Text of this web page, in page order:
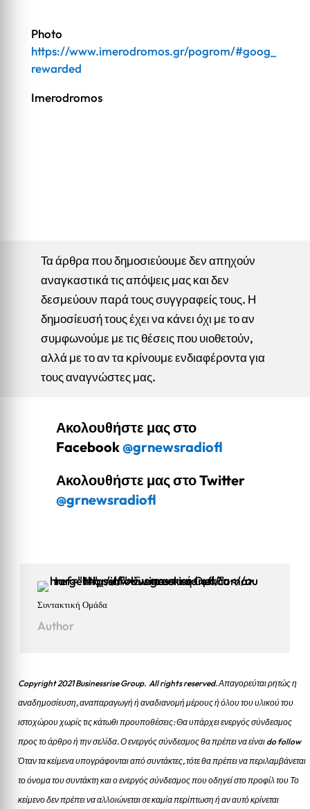
Photo
https://www.imerodromos.gr/pogrom/#goog_
rewarded
Imerodromos
Τα άρθρα που δημοσιεύουμε δεν απηχούν
αναγκαστικά τις απόψεις μας και δεν
δεσμεύουν παρά τους συγγραφείς τους. Η
δημοσίευσή τους έχει να κάνει όχι με το αν
συμφωνούμε με τις θέσεις που υιοθετούν,
αλλά με το αν τα κρίνουμε ενδιαφέροντα για
τους αναγνώστες μας.
Ακολουθήστε μας στο
Facebook@grnewsradiofl
Ακολουθήστε μας στο Twitter
@grnewsradiofl
Συντακτική Ομάδα
Author
Copyright 2021 Businessrise Group. All rights reserved. Απαγορεύται ρητώς η
αναδημοσίευση, αναπαραγωγή ή αναδιανομή μέρους ή όλου του υλικού του
ιστοχώρου χωρίς τις κάτωθι προυποθέσεις: Θα υπάρχει ενεργός σύνδεσμος
προς το άρθρο ή την σελίδα.Ο ενεργός σύνδεσμος θα πρέπει να είναι do follow
Όταν τα κείμενα υπογράφονται από συντάκτες, τότε θα πρέπει να περιλαμβάνεται
το όνομα του συντάκτη και ο ενεργός σύνδεσμος που οδηγεί στο προφίλ του Το
κείμενο δεν πρέπει να αλλοιώνεται σε καμία περίπτωση ή αν αυτό κρίνεται